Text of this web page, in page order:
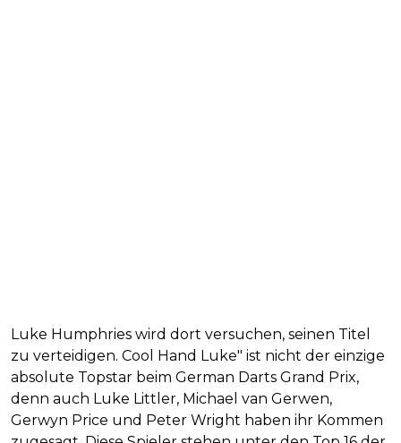
Luke Humphries wird dort versuchen, seinen Titel
zu verteidigen. Cool Hand Luke" ist nicht der einzige
absolute Topstar beim German Darts Grand Prix,
denn auch Luke Littler, Michael van Gerwen,
Gerwyn Price und Peter Wright haben ihr Kommen